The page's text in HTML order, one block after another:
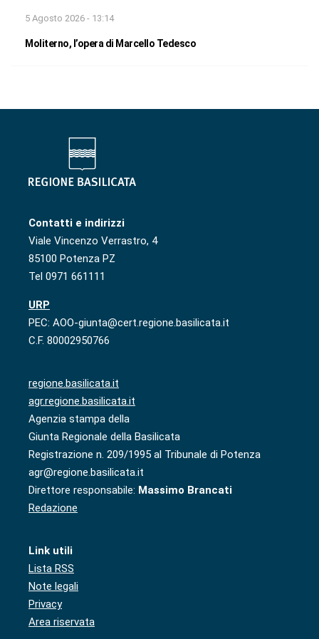
5 Agosto 2026 - 13:14
Moliterno, l’opera di Marcello Tedesco
Contatti e indirizzi
Viale Vincenzo Verrastro, 4
85100 Potenza PZ
Tel 0971 661111
URP
PEC: AOO-giunta@cert.regione.basilicata.it
C.F. 80002950766
regione.basilicata.it
agr.regione.basilicata.it
Agenzia stampa della
Giunta Regionale della Basilicata
Registrazione n. 209/1995 al Tribunale di Potenza
agr@regione.basilicata.it
Direttore responsabile: Massimo Brancati
Redazione
Link utili
Lista RSS
Note legali
Privacy
Area riservata